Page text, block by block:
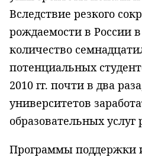
Вследствие резкого
рождаемости в России в
количество
потенциальных
2010 гг. почти в два
университетов
образовательных услуг
Программы поддержки